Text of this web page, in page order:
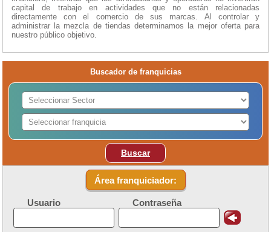
capital de trabajo en actividades que no están relacionadas
directamente con el comercio de sus marcas. Al controlar y
administrar la mezcla de tiendas determinamos la mejor oferta para
nuestro público objetivo.
Buscador de franquicias
Buscar
Área franquiciador:
Usuario Contraseña